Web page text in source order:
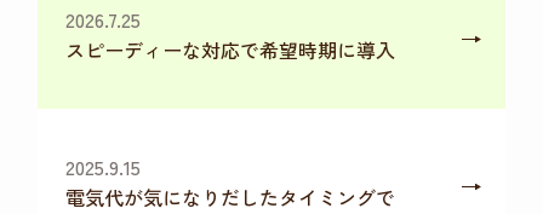
2026.7.25
スピーディーな対応で希望時期に導入
2025.9.15
電気代が気になりだしたタイミングで